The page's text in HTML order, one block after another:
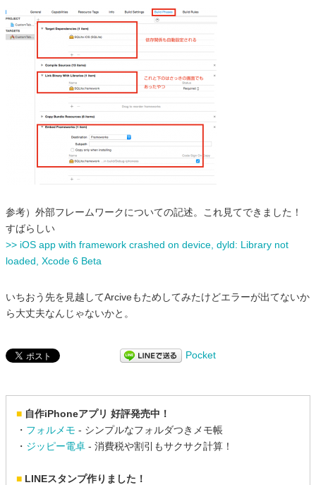
参考）外部フレームワークについての記述。これ見てできました！
すばらしい
>> iOS app with framework crashed on device, dyld: Library not
loaded, Xcode 6 Beta
いちおう先を見越してArciveもためしてみたけどエラーが出てないか
ら大丈夫なんじゃないかと。
Pocket
■ 自作iPhoneアプリ 好評発売中！
・ フォルメモ - シンプルなフォルダつきメモ帳
・ ジッピー電卓 - 消費税や割引もサクサク計算！
■ LINEスタンプ作りました！